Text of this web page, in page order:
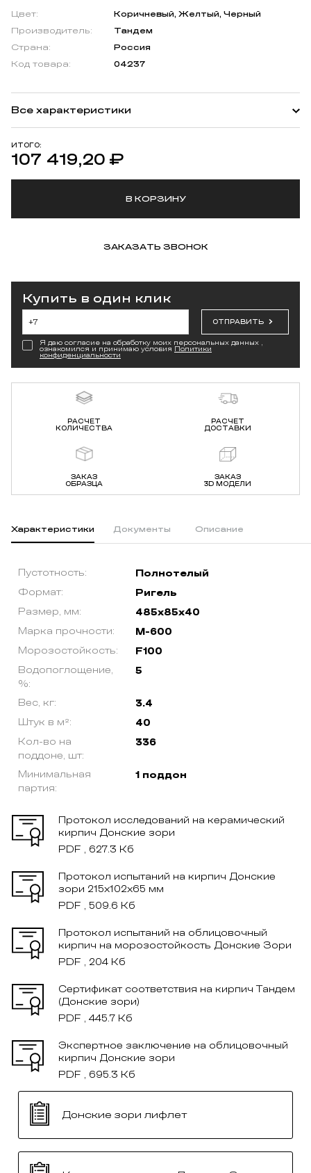
ИТОГО:
107 419,20 ₽
В КОРЗИНУ
ЗАКАЗАТЬ ЗВОНОК
Цвет:
Коричневый, Желтый, Черный
Производитель:
Тандем
Страна:
Россия
Код товара:
04237
Все характеристики
Купить в один клик
ОТПРАВИТЬ
Я даю согласие на обработку моих персональных данных ,
ознакомился и принимаю условия Политики
конфиденциальности
РАСЧЕТ
КОЛИЧЕСТВА
РАСЧЕТ
ДОСТАВКИ
ЗАКАЗ
ОБРАЗЦА
ЗАКАЗ
3D МОДЕЛИ
Характеристики Документы Описание
Пустотность: Полнотелый
Формат: Ригель
Размер, мм: 485х85х40
Марка прочности: М-600
Морозостойкость: F100
Водопоглощение,
%:
5
Вес, кг: 3.4
Штук в м²: 40
Кол-во на
поддоне, шт:
336
Минимальная
партия:
1 поддон
Протокол исследований на керамический
кирпич Донские зори
PDF , 627.3 Кб
Протокол испытаний на кирпич Донские
зори 215x102x65 мм
PDF , 509.6 Кб
Протокол испытаний на облицовочный
кирпич на морозостойкость Донские Зори
PDF , 204 Кб
Сертификат соответствия на кирпич Тандем
(Донские зори)
PDF , 445.7 Кб
Экспертное заключение на облицовочный
кирпич Донские зори
PDF , 695.3 Кб
Донские зори лифлет